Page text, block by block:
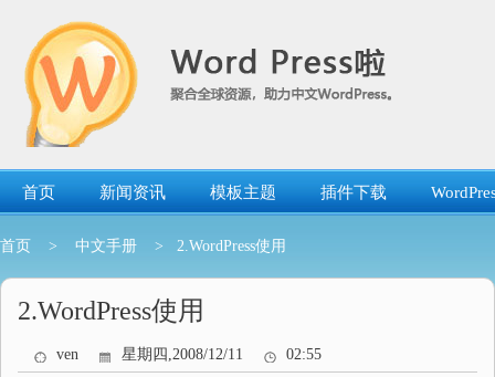
首页 新闻资讯 模板主题 插件下载
首页 > 中文手册 > 2.WordPress使用
2.WordPress使用
ven 星期四,2008/12/11 02:55